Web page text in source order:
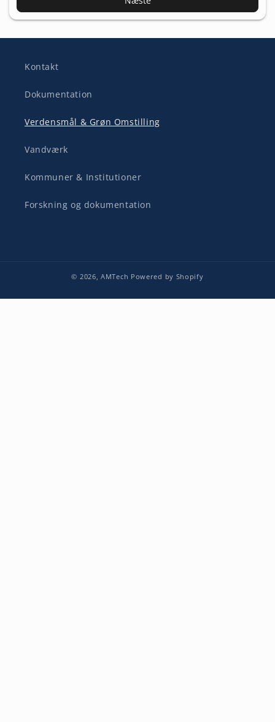
Kontakt
Dokumentation
Verdensmål & Grøn Omstilling
Vandværk
Kommuner & Institutioner
Forskning og dokumentation
© 2026,AMTech Powered by Shopify